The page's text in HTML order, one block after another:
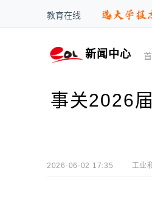
教育在线
新闻中心
事关2026
2026-06-02 17:35 工业